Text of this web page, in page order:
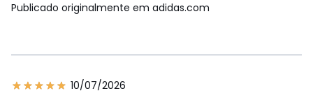
Publicado originalmente em adidas.com
10/07/2026